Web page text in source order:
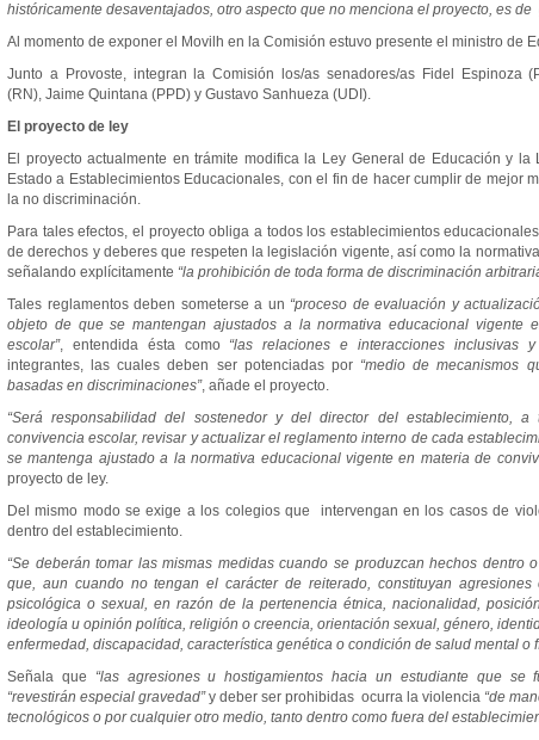
históricamente desaventajados, otro aspecto que no menciona el proyecto, es de
Al momento de exponer el Movilh en la Comisión estuvo presente el ministro de
Junto a Provoste, integran la Comisión los/as senadores/as Fidel Espinoza
(RN), Jaime Quintana (PPD) y Gustavo Sanhueza (UDI).
El proyecto de ley
El proyecto actualmente en trámite modifica la Ley General de Educación y la
Estado a Establecimientos Educacionales, con el fin de hacer cumplir de mejor
la no discriminación.
Para tales efectos, el proyecto obliga a todos los establecimientos
de derechos y deberes que respeten la legislación vigente, así como la
señalando explícitamente “la prohibición de toda forma de discriminación
Tales reglamentos deben someterse a un “proceso de evaluación y
objeto de que se mantengan ajustados a la normativa educacional vigente
escolar”, entendida ésta como “las relaciones e interacciones inclusivas y
integrantes, las cuales deben ser potenciadas por “medio de mecanismos
basadas en discriminaciones”, añade el proyecto.
“Será responsabilidad del sostenedor y del director del establecimiento,
convivencia escolar, revisar y actualizar el reglamento interno de cada
se mantenga ajustado a la normativa educacional vigente en materia de
proyecto de ley.
Del mismo modo se exige a los colegios que intervengan en los casos de
dentro del establecimiento.
“Se deberán tomar las mismas medidas cuando se produzcan hechos dentro
que, aun cuando no tengan el carácter de reiterado, constituyan agresiones
psicológica o sexual, en razón de la pertenencia étnica, nacionalidad,
ideología u opinión política, religión o creencia, orientación sexual, género,
enfermedad, discapacidad, característica genética o condición de salud mental o
Señala que “las agresiones u hostigamientos hacia un estudiante que se
“revestirán especial gravedad”y deber ser prohibidas ocurra la violencia “de
tecnológicos o por cualquier otro medio, tanto dentro como fuera del